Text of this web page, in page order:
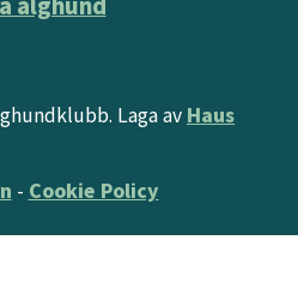
Laga av Haus
- Cookie Policy